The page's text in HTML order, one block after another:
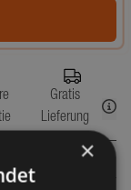
Gratis
Lieferung
×